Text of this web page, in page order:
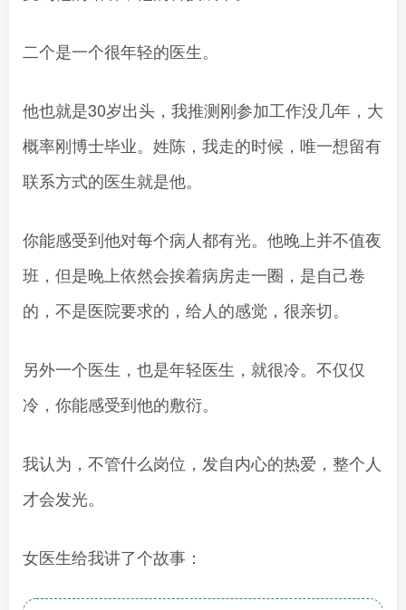
二个是一个很年轻的医生。
他也就是30岁出头，我推测刚参加工作没几年，大
概率刚博士毕业。姓陈，我走的时候，唯一想留有
联系方式的医生就是他。
你能感受到他对每个病人都有光。他晚上并不值夜
班，但是晚上依然会挨着病房走一圈，是自己卷
的，不是医院要求的，给人的感觉，很亲切。
另外一个医生，也是年轻医生，就很冷。不仅仅
冷，你能感受到他的敷衍。
我认为，不管什么岗位，发自内心的热爱，整个人
才会发光。
女医生给我讲了个故事：